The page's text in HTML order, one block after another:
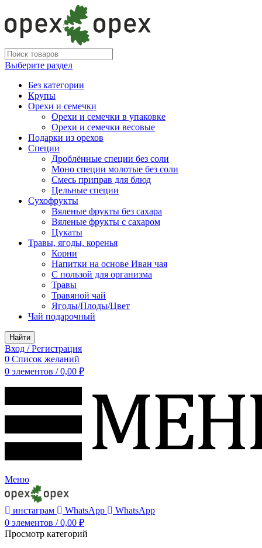
Выберите раздел
Без категории
Крупы
Орехи и семечки
Орехи и семечки в упаковке
Орехи и семечки весовые
Подарки из орехов
Специи
Дроблённые специи без соли
Моно специи молотые без соли
Смесь приправ для блюд
Цельные специи
Сухофрукты
Вяленые фрукты без сахара
Вяленые фрукты с сахаром
Цукаты
Травы, ягоды, коренья
Корни
Напитки на основе Иван чая
С пользой для организма
Травы
Травяной чай
Ягоды/Плоды/Цвет
Чай подарочный
Найти
Вход / Регистрация
0 Список желаний
0 элементов / 0,00 ₽
Меню
инстаграм WhatsApp
WhatsApp
0 элементов / 0,00 ₽
Просмотр категорий